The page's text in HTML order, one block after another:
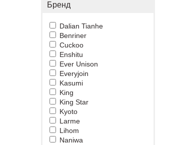
Бренд
Dalian Tianhe
Benriner
Cuckoo
Enshitu
Ever Unison
Everyjoin
Kasumi
King
King Star
Kyoto
Larme
Lihom
Naniwa